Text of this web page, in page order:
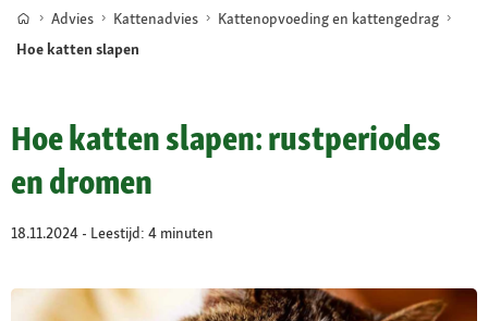
Advies Kattenadvies
Kattenopvoeding en kattengedrag
Hoe katten slapen
Hoe katten slapen: rustperiodes
en dromen
18.11.2024 - Leestijd: 4 minuten